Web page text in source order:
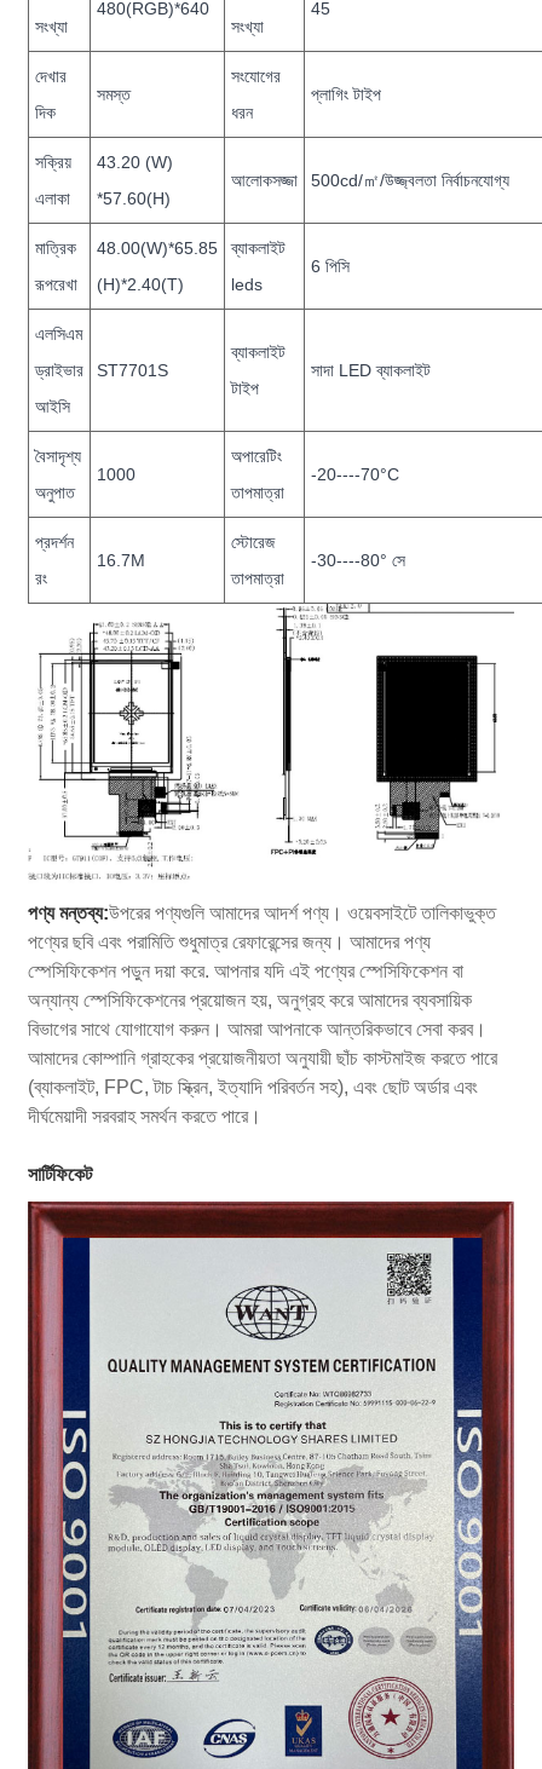
সংখ্যা
480(RGB)*640
সংখ্যা
45
দেখার
দিক
সমস্ত
সংযোগের
ধরন
প্লাগিং টাইপ
সক্রিয়
এলাকা
43.20 (W)
*57.60(H)
আলোকসজ্জা 500cd/㎡/উজ্জ্বলতা নির্বাচনযোগ্য
মাত্রিক
রূপরেখা
48.00(W)*65.85
(H)*2.40(T)
ব্যাকলাইট
leds
6 পিসি
এলসিএম
ড্রাইভার
আইসি
ST7701S
ব্যাকলাইট
টাইপ
সাদা LED ব্যাকলাইট
বৈসাদৃশ্য
অনুপাত
1000
অপারেটিং
তাপমাত্রা
-20----70°C
প্রদর্শন
রং
16.7M
স্টোরেজ
তাপমাত্রা
-30----80° সে
পণ্য মন্তব্য:উপরের পণ্যগুলি আমাদের আদর্শ পণ্য। ওয়েবসাইটে তালিকাভুক্ত
পণ্যের ছবি এবং পরামিতি শুধুমাত্র রেফারেন্সের জন্য। আমাদের পণ্য
স্পেসিফিকেশন পড়ুন দয়া করে. আপনার যদি এই পণ্যের স্পেসিফিকেশন বা
অন্যান্য স্পেসিফিকেশনের প্রয়োজন হয়, অনুগ্রহ করে আমাদের ব্যবসায়িক
বিভাগের সাথে যোগাযোগ করুন। আমরা আপনাকে আন্তরিকভাবে সেবা করব।
আমাদের কোম্পানি গ্রাহকের প্রয়োজনীয়তা অনুযায়ী ছাঁচ কাস্টমাইজ করতে পারে
(ব্যাকলাইট, FPC, টাচ স্ক্রিন, ইত্যাদি পরিবর্তন সহ), এবং ছোট অর্ডার এবং
দীর্ঘমেয়াদী সরবরাহ সমর্থন করতে পারে।
সার্টিফিকেট